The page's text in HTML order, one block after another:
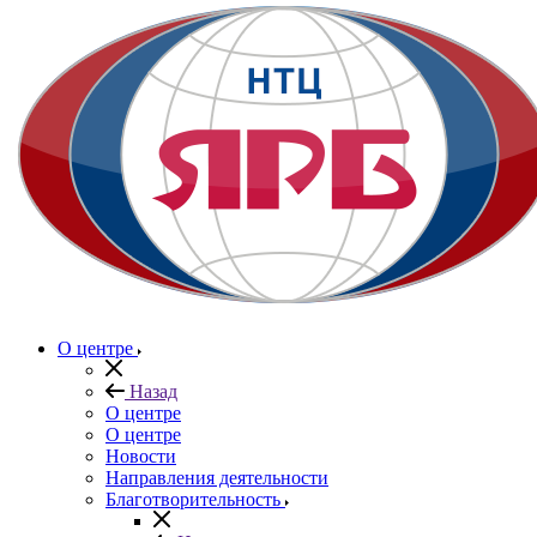
О центре
Назад
О центре
О центре
Новости
Направления деятельности
Благотворительность